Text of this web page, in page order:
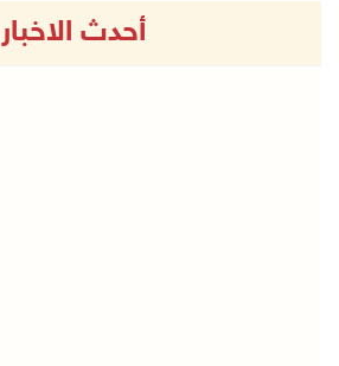
أحدث الاخبار